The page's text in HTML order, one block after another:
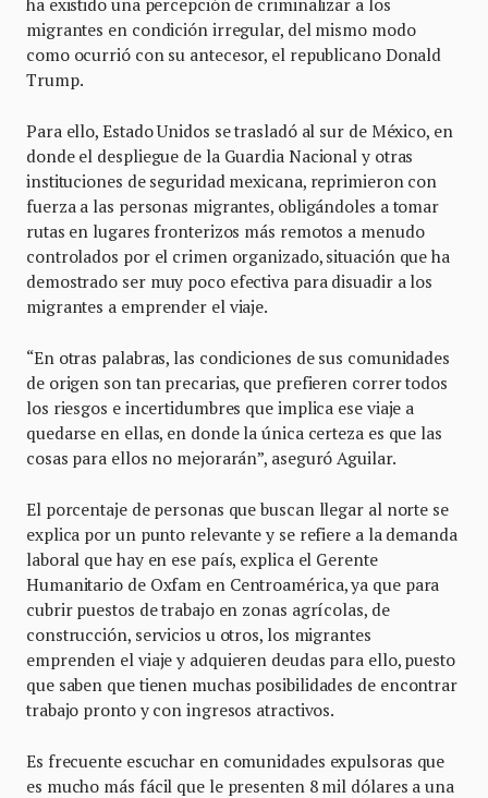
migrantes en condición irregular, del mismo modo
como ocurrió con su antecesor, el republicano Donald
Trump.
Para ello, Estado Unidos se trasladó al sur de México, en
donde el despliegue de la Guardia Nacional y otras
instituciones de seguridad mexicana, reprimieron con
fuerza a las personas migrantes, obligándoles a tomar
rutas en lugares fronterizos más remotos a menudo
controlados por el crimen organizado, situación que ha
demostrado ser muy poco efectiva para disuadir a los
migrantes a emprender el viaje.
“En otras palabras, las condiciones de sus comunidades
de origen son tan precarias, que prefieren correr todos
los riesgos e incertidumbres que implica ese viaje a
quedarse en ellas, en donde la única certeza es que las
cosas para ellos no mejorarán”, aseguró Aguilar.
El porcentaje de personas que buscan llegar al norte se
explica por un punto relevante y se refiere a la demanda
laboral que hay en ese país, explica el Gerente
Humanitario de Oxfam en Centroamérica, ya que para
cubrir puestos de trabajo en zonas agrícolas, de
construcción, servicios u otros, los migrantes
emprenden el viaje y adquieren deudas para ello, puesto
que saben que tienen muchas posibilidades de encontrar
trabajo pronto y con ingresos atractivos.
Es frecuente escuchar en comunidades expulsoras que
es mucho más fácil que le presenten 8 mil dólares a una